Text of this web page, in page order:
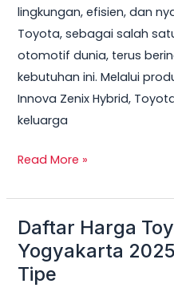
lingkungan, efisien, dan
Toyota, sebagai salah
otomotif dunia, terus
kebutuhan ini. Melalui
Innova Zenix Hybrid,
keluarga
Read More »
Daftar Harga
Yogyakarta
Tipe
Daftar
Harga
Toyota